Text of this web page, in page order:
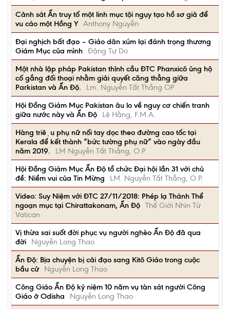
Cảnh sát Ấn truy tố một linh mục tội ngụy tạo hồ sơ giả để
vu cáo một Hồng Y Anthony Nguyễn
Đại nghịch bất đạo – Giáo dân xúm lại đánh trọng thương
Giám Mục của mình Đặng Tự Do
Một nhà lập pháp Pakistan thỉnh cầu ĐTC Phanxicô ủng hộ
cố gắng đối thoại nhằm giải quyết căng thẳng giữa
Parkistan và Ấn Độ.
Lm. Nguyễn Tất Thắng OP
Hội Đồng Giám Mục Pakistan âu lo về nguy cơ chiến tranh
giữa nước này và Ấn Độ
Lệ Hằng, F.M.A.
Hàng triệu phụ nữ nối tay dọc theo đường cao tốc tại
Kerala để kết thành “bức tường phụ nữ” vào ngày đầu
năm 2019.
LM Nguyễn Tất Thắng, O.P.
Hội Đồng Giám Mục Ấn Độ tổ chức Đại hội lần 31 với chủ
đề: Niềm vui của Tin Mừng
LM. Nguyễn Tất Thắng, O.P.
Video: Suy Niệm với ĐTC 27/11/2018: Phép lạ Thánh Thể
ngoạn mục tại Chirattakonam, Ấn Độ Thế Giới Nhìn Từ
Vatican
Vị thừa sai suốt đời phục vụ người nghèo Ấn Độ đã qua
đời
Nguyễn Long Thao
Ấn Độ: Bịa chuyện bị cải đạo sang Kitô Giáo trong cuộc
bầu cử
Nguyễn Long Thao
Công Giáo Ấn Độ kỷ niệm 10 năm vụ tàn sát người Công
Giáo ở Odisha
Nguyễn Long Thao